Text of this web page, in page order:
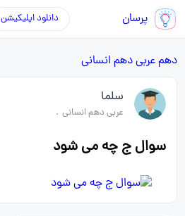
پرسان دانلود اپلیکیشن
دهمعربی دهم انسانی
سلما
عربی دهم انسانی .
سوال ج چه می شود